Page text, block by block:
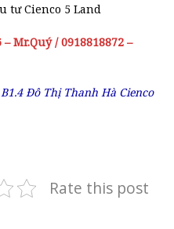
tư Cienco 5 Land
Mr.Quý / 0918818872 –
Đô Thị Thanh Hà Cienco
Rate this post